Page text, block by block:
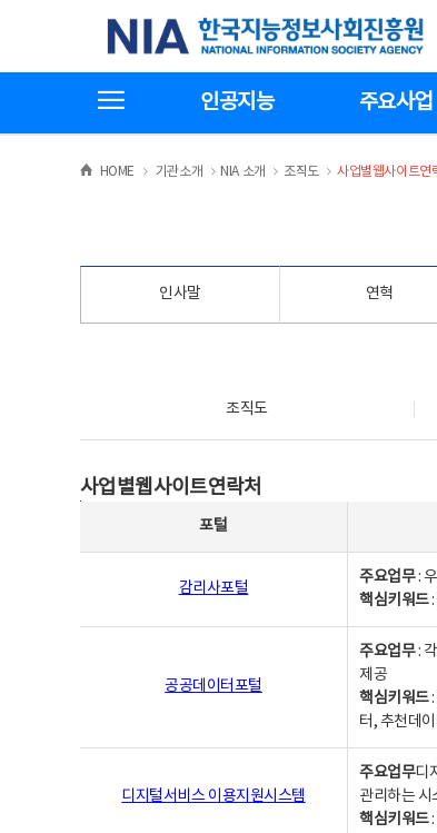
기
한국지능정보사회진흥원
인공지능 주요사업
HOME >
기관소개 >NIA 소개 >
조직도 >
사업별웹사이트연
인사말 연혁
조직도
사업별웹사이트연락처
포털
감리사포털
주요업무:
핵심키워드:
공공데이터포털
주요업무:
제공
핵심키워드:
터, 추천데이
디지털서비스 이용지원시스템
주요업무디
관리하는 시
핵심키워드: